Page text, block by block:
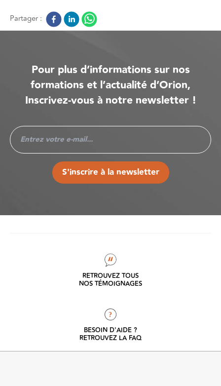
Partager :
Pour plus d’informations sur nos
formations et l’actualité d’Orion,
Inscrivez-vous à notre newsletter !
S'inscrire à la newsletter
RETROUVEZ TOUS
NOS TÉMOIGNAGES
?
BESOIN D'AIDE ?
RETROUVEZ LA FAQ